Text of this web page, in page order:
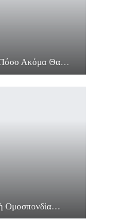
Πόσο Ακόμα Θα…
Ομοσπονδία…